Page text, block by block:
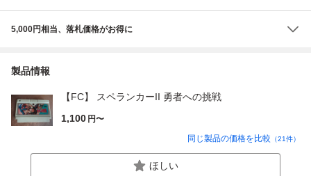
5,000円相当、落札価格がお得に
製品情報
【FC】 スペランカーII 勇者への挑戦
1,100 円〜
同じ製品の価格を比較 （21件）
ほしい